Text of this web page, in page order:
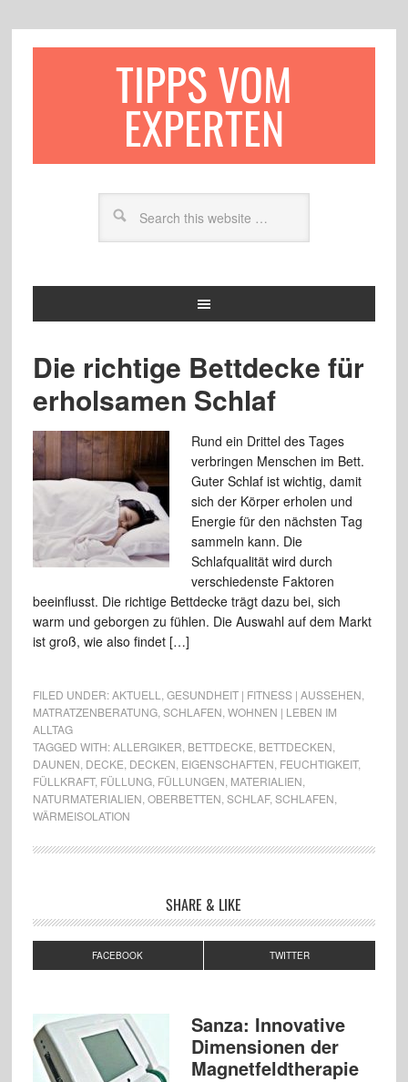
TIPPS VOM
EXPERTEN
Die richtige Bettdecke für
erholsamen Schlaf
Rund ein Drittel des Tages
verbringen Menschen im Bett.
Guter Schlaf ist wichtig, damit
sich der Körper erholen und
Energie für den nächsten Tag
sammeln kann. Die
Schlafqualität wird durch
verschiedenste Faktoren
beeinflusst. Die richtige Bettdecke trägt dazu bei, sich
warm und geborgen zu fühlen. Die Auswahl auf dem Markt
ist groß, wie also findet […]
FILED UNDER:AKTUELL GESUNDHEIT | FITNESS | AUSSEHEN
MATRATZENBERATUNG, SCHLAFEN WOHNEN | LEBEN IM
ALLTAG
TAGGED WITH:ALLERGIKER BETTDECKE BETTDECKEN
DAUNEN DECKE DECKEN EIGENSCHAFTEN FEUCHTIGKEIT,
FÜLLKRAFT, FÜLLUNG, FÜLLUNGEN MATERIALIEN
NATURMATERIALIEN OBERBETTEN SCHLAF, SCHLAFEN
WÄRMEISOLATION
SHARE & LIKE
FACEBOOK TWITTER
Sanza: Innovative
Dimensionen der
Magnetfeldtherapie